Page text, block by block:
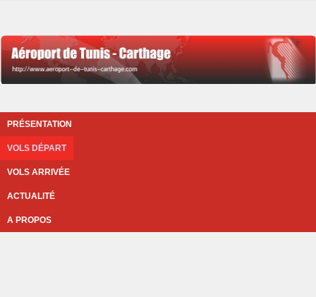
PRÉSENTATION
VOLS DÉPART
VOLS ARRIVÉE
ACTUALITÉ
A PROPOS